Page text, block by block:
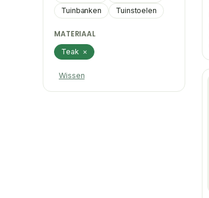
Tuinbanken
Tuinstoelen
MATERIAAL
Teak ×
Wissen